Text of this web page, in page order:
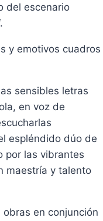
del escenario
y emotivos cuadros
sensibles letras
en voz de
espléndido dúo de
por las vibrantes
maestría y talento
en conjunción